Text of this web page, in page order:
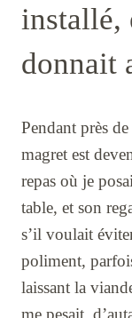
installé,
donnait
Pendant près
magret est
repas où je
table, et son
s’il voulait
poliment,
laissant la
me pesait,